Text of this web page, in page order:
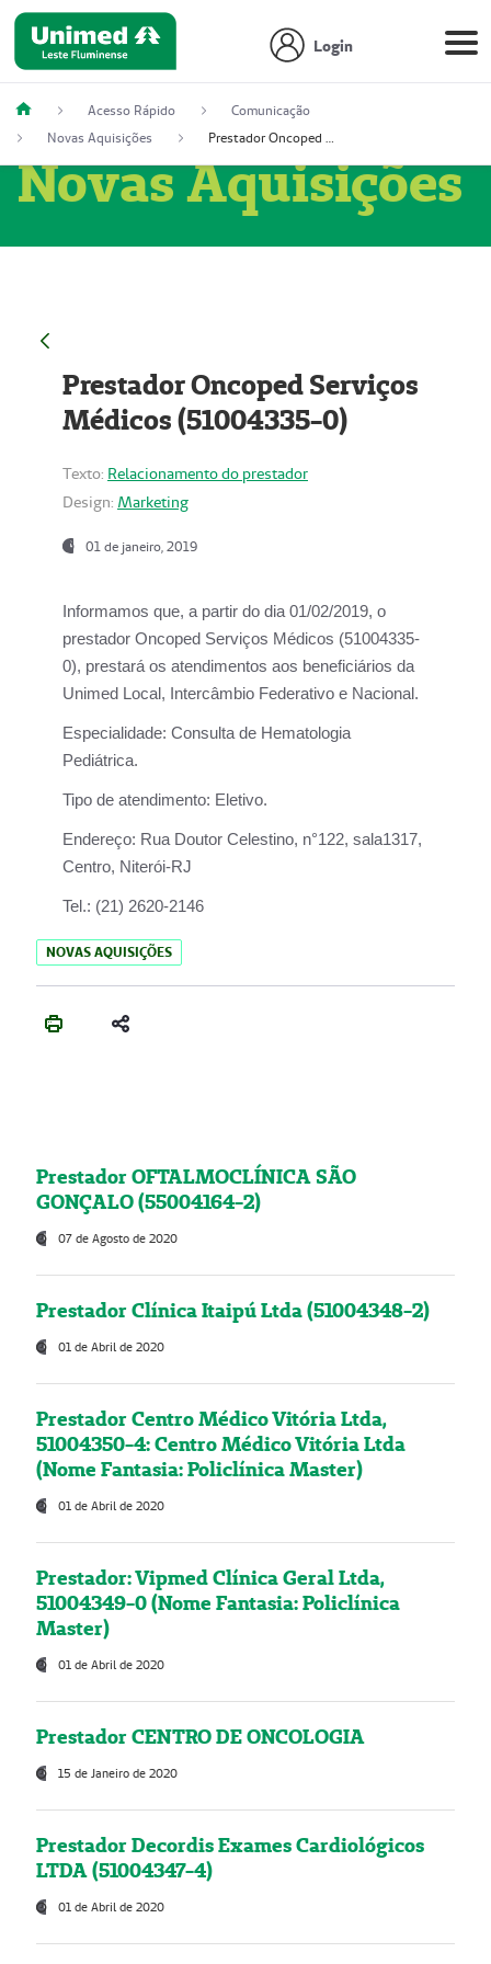
Login
Acesso Rápido
Comunicação
Novas Aquisições
Prestador Oncoped Serviços Médicos (51004335-0)
Novas Aquisições
Prestador Oncoped Serviços
Médicos (51004335-0)
Texto: Relacionamento do prestador
Design: Marketing
01 de janeiro, 2019
Informamos que, a partir do dia 01/02/2019, o
prestador Oncoped Serviços Médicos (51004335-
0), prestará os atendimentos aos beneficiários da
Unimed Local, Intercâmbio Federativo e Nacional.
Especialidade: Consulta de Hematologia
Pediátrica.
Tipo de atendimento: Eletivo.
Endereço: Rua Doutor Celestino, n°122, sala1317,
Centro, Niterói-RJ
Tel.: (21) 2620-2146
NOVAS AQUISIÇÕES
Prestador OFTALMOCLÍNICA SÃO
GONÇALO (55004164-2)
07 de Agosto de 2020
Prestador Clínica Itaipú Ltda (51004348-2)
01 de Abril de 2020
Prestador Centro Médico Vitória Ltda,
51004350-4: Centro Médico Vitória Ltda
(Nome Fantasia: Policlínica Master)
01 de Abril de 2020
Prestador: Vipmed Clínica Geral Ltda,
51004349-0 (Nome Fantasia: Policlínica
Master)
01 de Abril de 2020
Prestador CENTRO DE ONCOLOGIA
15 de Janeiro de 2020
Prestador Decordis Exames Cardiológicos
LTDA (51004347-4)
01 de Abril de 2020